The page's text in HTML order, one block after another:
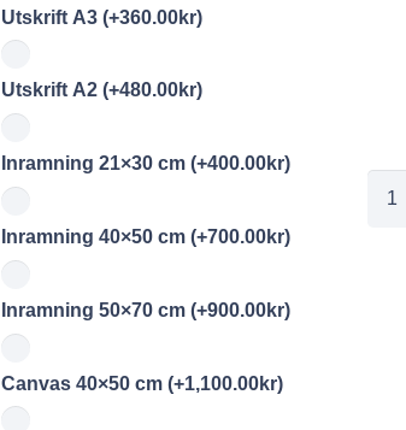
Utskrift A3 (+360.00kr)
Utskrift A2 (+480.00kr)
Inramning 21×30 cm (+400.00kr)
Inramning 40×50 cm (+700.00kr)
Inramning 50×70 cm (+900.00kr)
Canvas 40×50 cm (+1,100.00kr)